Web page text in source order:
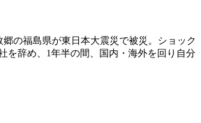
の福島県が東日本大震災で被災。ショック
を辞め、1年半の間、国内・海外を回り自分